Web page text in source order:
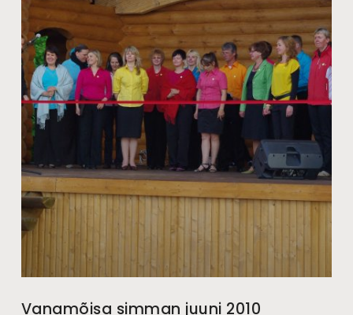
Vanamõisa simman juuni 2010